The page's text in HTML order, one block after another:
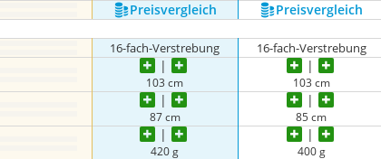
Preis­vergleich Preis­vergleich
16-fach-Verstrebung 16-fach-Verstrebung
103 cm 103 cm
87 cm 85 cm
420 g 400 g